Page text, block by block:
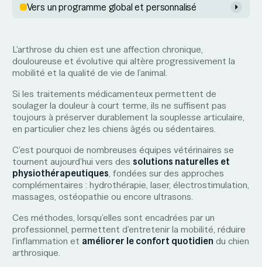
Vers un programme global et personnalisé
L’arthrose du chien est une affection chronique,
douloureuse et évolutive qui altère progressivement la
mobilité et la qualité de vie de l’animal.
Si les traitements médicamenteux permettent de
soulager la douleur à court terme, ils ne suffisent pas
toujours à préserver durablement la souplesse articulaire,
en particulier chez les chiens âgés ou sédentaires.
C’est pourquoi de nombreuses équipes vétérinaires se
tournent aujourd’hui vers dessolutions naturelles et
physiothérapeutiques, fondées sur des approches
complémentaires : hydrothérapie, laser, électrostimulation,
massages, ostéopathie ou encore ultrasons.
Ces méthodes, lorsqu’elles sont encadrées par un
professionnel, permettent d’entretenir la mobilité, réduire
l’inflammation et améliorer le confort quotidiendu chien
arthrosique.